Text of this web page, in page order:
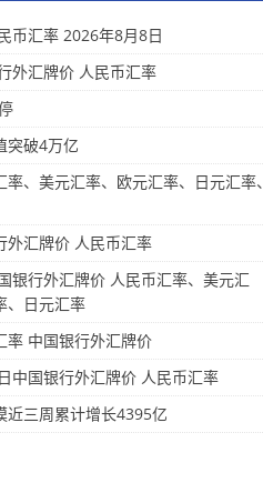
币汇率 2026年8月8日
外汇牌价 人民币汇率
突破4万亿
、美元汇率、欧元汇率、日元汇率、
外汇牌价 人民币汇率
银行外汇牌价 人民币汇率、美元汇
、日元汇率
率 中国银行外汇牌价
中国银行外汇牌价 人民币汇率
近三周累计增长4395亿